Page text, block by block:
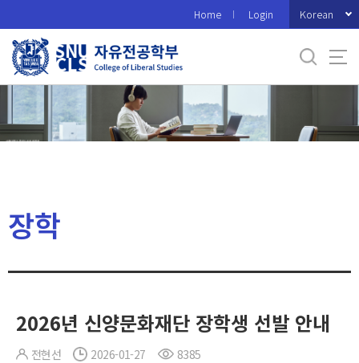
로
메
Home Login Korean
장학
2026년 신양문화재단 장학생 선발 안내
전현선 2026-01-27 8385